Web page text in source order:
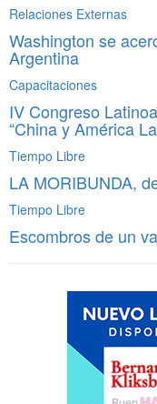
Relaciones Externas
Washington se
Argentina
Capacitaciones
IV Congreso
“China y América
Tiempo Libre
LA MORIBUNDA,
Tiempo Libre
Escombros de un